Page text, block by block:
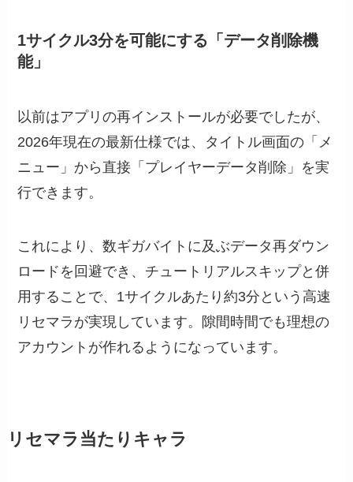
1サイクル3分を可能にする「データ削除機
能」
以前はアプリの再インストールが必要でしたが、
2026年現在の最新仕様では、タイトル画面の「メ
ニュー」から直接「プレイヤーデータ削除」を実
行できます。
これにより、数ギガバイトに及ぶデータ再ダウン
ロードを回避でき、チュートリアルスキップと併
用することで、1サイクルあたり約3分という高速
リセマラが実現しています。隙間時間でも理想の
アカウントが作れるようになっています。
リセマラ当たりキャラ